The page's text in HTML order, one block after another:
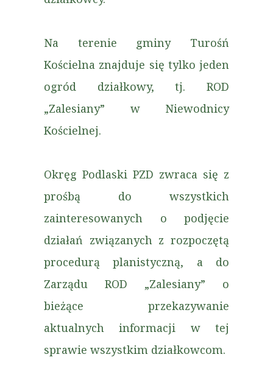
Na terenie gminy Turośń
Kościelna znajduje się tylko jeden
ogród działkowy, tj. ROD
„Zalesiany” w Niewodnicy
Kościelnej.
Okręg Podlaski PZD zwraca się z
prośbą do wszystkich
zainteresowanych o podjęcie
działań związanych z rozpoczętą
procedurą planistyczną, a do
Zarządu ROD „Zalesiany” o
bieżące przekazywanie
aktualnych informacji w tej
sprawie wszystkim działkowcom.